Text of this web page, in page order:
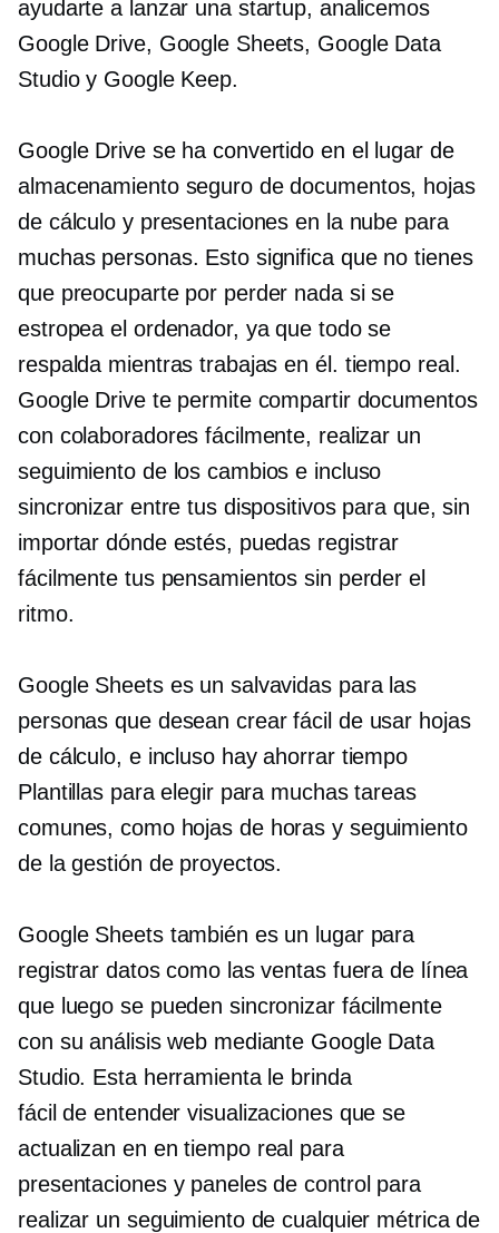
ayudarte a lanzar una startup, analicemos
Google Drive, Google Sheets, Google Data
Studio y Google Keep.
Google Drive se ha convertido en el lugar de
almacenamiento seguro de documentos, hojas
de cálculo y presentaciones en la nube para
muchas personas. Esto significa que no tienes
que preocuparte por perder nada si se
estropea el ordenador, ya que todo se
respalda mientras trabajas en él. tiempo real.
Google Drive te permite compartir documentos
con colaboradores fácilmente, realizar un
seguimiento de los cambios e incluso
sincronizar entre tus dispositivos para que, sin
importar dónde estés, puedas registrar
fácilmente tus pensamientos sin perder el
ritmo.
Google Sheets es un salvavidas para las
personas que desean crearfácil de usar hojas
de cálculo, e incluso hayahorrar tiempo
Plantillas para elegir para muchas tareas
comunes, como hojas de horas y seguimiento
de la gestión de proyectos.
Google Sheets también es un lugar para
registrar datos como las ventas fuera de línea
que luego se pueden sincronizar fácilmente
con su análisis web mediante Google Data
Studio. Esta herramienta le brinda
fácil de entender visualizaciones que se
actualizan en en tiempo real para
presentaciones y paneles de control para
realizar un seguimiento de cualquier métrica de